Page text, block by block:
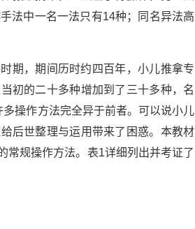
法中一名一法只有14种；同名异法高
期，期间历时约四百年，小儿推拿专
初的二十多种增加到了三十多种，名
操作方法完全异于前者。可以说小儿
后世整理与运用带来了困惑。本教材
常规操作方法。表1详细列出并考证了